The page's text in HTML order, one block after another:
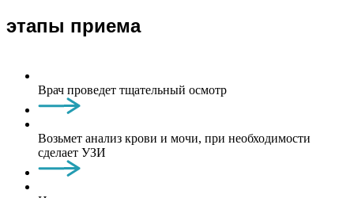
этапы приема
Врач проведет тщательный осмотр
Возьмет анализ крови и мочи, при необходимости
сделает УЗИ